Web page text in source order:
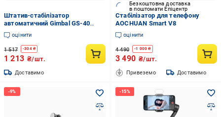
Штатив-стабілізатор
автоматичний Gimbal GS-40
складаний з Bluetooth Чорний
(124-14-14864)
оцінити
1 517 -304₴
1 213 ₴/шт.
Доставимо
Безкоштовна доставка
в поштомати Епіцентр
Стабілізатор для телефону
AOCHUAN Smart V8
оцінити
4 490 -1 000 ₴
3 490 ₴/шт.
Привеземо Доставимо